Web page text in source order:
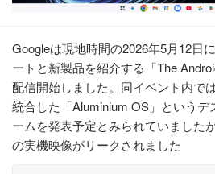
Googleは現地時間の2026年5月12日
ートと新製品を紹介する「The
配信開始しました。同イベント内で
統合した「Aluminium OS」というデ
ームを発表予定とみられていました
の実機映像がリークされました